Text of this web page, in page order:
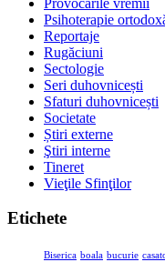
Psihoterapie
Reportaje
Rugăciuni
Sectologie
Seri duhovnicești
Sfaturi duhovnicești
Societate
Știri externe
Ştiri interne
Tineret
Vieţile Sfinţilor
Etichete
Biserica boala bucurie